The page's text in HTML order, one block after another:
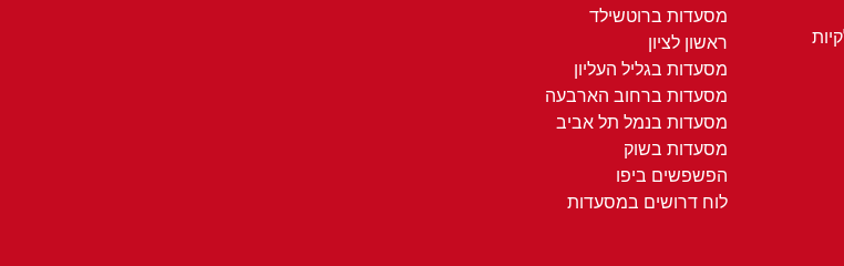
מסעדות ברוטשילד
ראשון לציון
מסעדות בגליל העליון
מסעדות ברחוב הארבעה
מסעדות בנמל תל אביב
מסעדות בשוק
הפשפשים ביפו
לוח דרושים במסעדות